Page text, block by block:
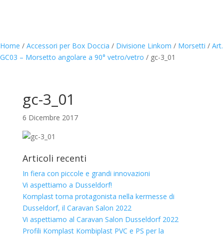
Home / Accessori per Box Doccia / Divisione Linkom / Morsetti / Art.
GC03 – Morsetto angolare a 90° vetro/vetro / gc-3_01
gc-3_01
6 Dicembre 2017
Articoli recenti
In fiera con piccole e grandi innovazioni
Vi aspettiamo a Dusseldorf!
Komplast torna protagonista nella kermesse di
Dusseldorf, il Caravan Salon 2022
Vi aspettiamo al Caravan Salon Dusseldorf 2022
Profili Komplast Kombiplast PVC e PS per la